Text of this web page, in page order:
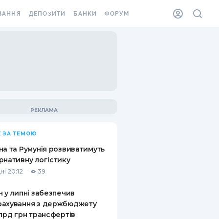
ВІНЬЄТКА
ВІД
ВИПАДКІВ
ДЕПОЗИТИ
ПИТАННЯ ТА ВІДПОВІДІ
ДЕПОЗИТНИЙ КАЛЬКУЛЯТОР
ПУТІВНИКИ ПО
БАНКИ ФОРУМ
ЗА ТЕМОЮ
та Румунія розвиватимуть
логістику
20:12 39
у липні забезпечив
з держбюджету
грн трансфертів